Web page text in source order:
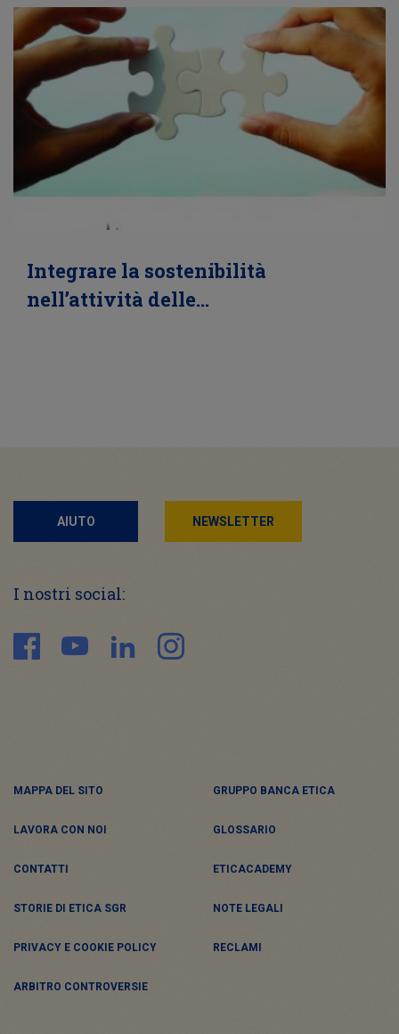
Integrare la sostenibilità
nell’attività delle…
AIUTO NEWSLETTER
I nostri social:
MAPPA DEL SITO GRUPPO BANCA ETICA
LAVORA CON NOI GLOSSARIO
CONTATTI ETICACADEMY
STORIE DI ETICA SGR NOTE LEGALI
PRIVACY E COOKIE POLICY RECLAMI
ARBITRO CONTROVERSIE